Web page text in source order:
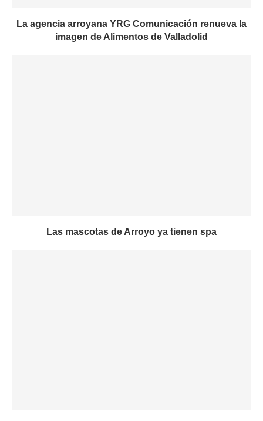
La agencia arroyana YRG Comunicación renueva la
imagen de Alimentos de Valladolid
Las mascotas de Arroyo ya tienen spa